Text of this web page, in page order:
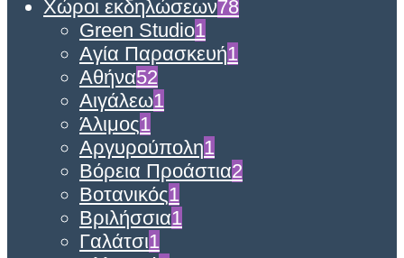
Χώροι εκδηλώσεων78
Green Studio1
Αγία Παρασκευή1
Αθήνα52
Αιγάλεω1
Άλιμος1
Αργυρούπολη1
Βόρεια Προάστια2
Βοτανικός1
Βριλήσσια1
Γαλάτσι1